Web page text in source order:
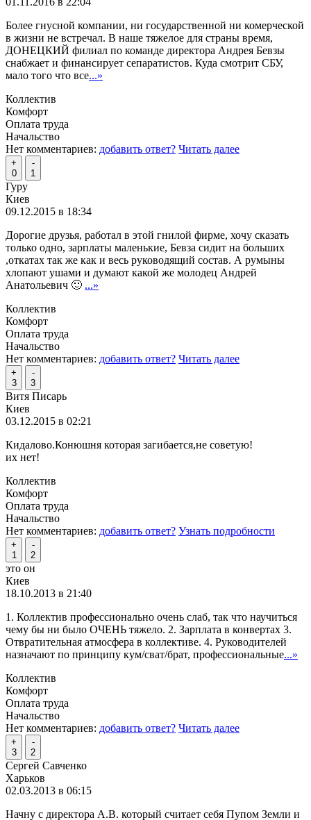
Более гнусной компании, ни государственной ни комерческой
в жизни не встречал. В наше тяжелое для страны время,
ДОНЕЦКИЙ филиал по команде директора Андрея Бевзы
снабжает и финансирует сепаратистов. Куда смотрит СБУ,
мало того что все...»
Коллектив
Комфорт
Оплата труда
Начальство
Нет комментариев: добавить ответ? Читать далее
+
0
-
1
Гуру
Киев
09.12.2015 в 18:34
Дорогие друзья, работал в этой гнилой фирме, хочу сказать
только одно, зарплаты маленькие, Бевза сидит на больших
,откатах так же как и весь руководящий состав. А румыны
хлопают ушами и думают какой же молодец Андрей
Анатольевич 🙂 ...»
Коллектив
Комфорт
Оплата труда
Начальство
Нет комментариев: добавить ответ? Читать далее
+
3
-
3
Витя Писарь
Киев
03.12.2015 в 02:21
Кидалово.Конюшня которая загибается,не советую!
их нет!
Коллектив
Комфорт
Оплата труда
Начальство
Нет комментариев: добавить ответ? Узнать подробности
+
1
-
2
это он
Киев
18.10.2013 в 21:40
1. Коллектив профессионально очень слаб, так что научиться
чему бы ни было ОЧЕНЬ тяжело. 2. Зарплата в конвертах 3.
Отвратительная атмосфера в коллективе. 4. Руководителей
назначают по принципу кум/сват/брат, профессиональные...»
Коллектив
Комфорт
Оплата труда
Начальство
Нет комментариев: добавить ответ? Читать далее
+
3
-
2
Сергей Савченко
Харьков
02.03.2013 в 06:15
Начну с директора А.В. который считает себя Пупом Земли и